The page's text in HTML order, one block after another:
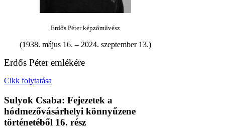
Erdős Péter képzőművész
(1938. május 16. – 2024. szeptember 13.)
Erdős Péter emlékére
Cikk folytatása
Sulyok Csaba: Fejezetek a
hódmezővásárhelyi könnyűzene
történetéből 16. rész